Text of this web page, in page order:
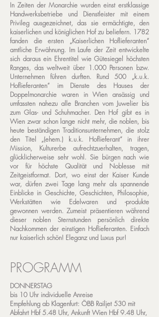
In Zeiten der Monarchie wurden einst erstklassige
Handwerksbetriebe und Dienstleister mit einem
Privileg ausgezeichnet, das sie ermächtigte, den
kaiserlichen und königlichen Hof zu beliefern. 1782
fanden die ersten „Kaiserlichen Hoflieferanten“
amtliche Erwähnung. Im Laufe der Zeit entwickelte
sich daraus ein Ehrentitel wie Gütesiegel höchsten
Ranges, das weltweit über 1.000 Personen bzw.
Unternehmen führen durften. Rund 500 „k.u.k.
Hoflieferanten“ im Dienste des Hauses der
Doppelmonarchie waren in Wien ansässig und
umfassten nahezu alle Branchen vom Juwelier bis
zum Glas- und Schuhmacher. Den Hof gibt es in
Wien zwar schon lange nicht mehr, die noblen, bis
heute beständigen Traditionsunternehmen, die stolz
den Titel „(ehem.) k.u.k. Hoflieferant“ in ihrer
Mission, Kulturerbe aufrechtzuerhalten, tragen,
glücklicherweise sehr wohl. Sie bürgen nach wie
vor für höchste Qualität und Noblesse mit
Zeitgeistformat. Dort, wo einst der Kaiser Kunde
war, dürfen zwei Tage lang mehr als spannende
Einblicke in Geschichte, Geschichten, Philosophie,
Werkstätten wie Edelwaren und -produkte
gewonnen werden. Zumeist präsentieren während
dieser noblen Sternstunden persönlich direkte
Nachkommen der einstigen Hoflieferanten. Einfach
nur kaiserlich schön! Eleganz und Luxus pur!
PROGRAMM
DONNERSTAG
bis 10 Uhr individuelle Anreise
Empfehlung ab Klagenfurt: ÖBB Railjet 530 mit
Abfahrt Hbf 5.48 Uhr, Ankunft Wien Hbf 9.48 Uhr,